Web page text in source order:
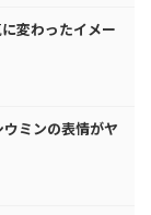
変わったイメー
ミンの表情がヤ